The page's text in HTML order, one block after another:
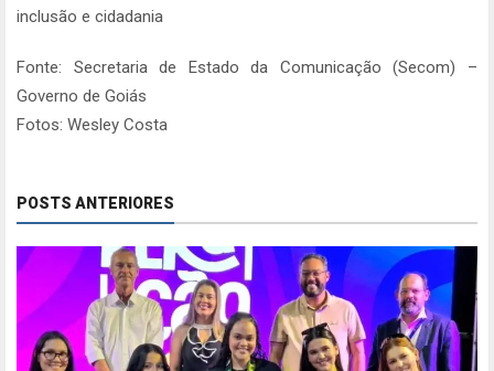
inclusão e cidadania
Fonte: Secretaria de Estado da Comunicação (Secom) –
Governo de Goiás
Fotos: Wesley Costa
POSTS ANTERIORES